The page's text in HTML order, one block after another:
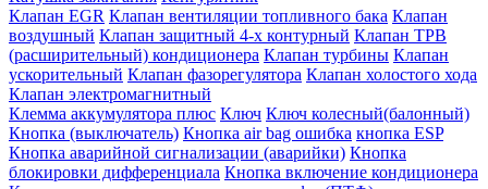
Клапан EGR Клапан вентиляции топливного бака Клапан
воздушный Клапан защитный 4-х контурный Клапан ТРВ
(расширительный) кондиционера Клапан турбины Клапан
ускорительный Клапан фазорегулятора Клапан холостого хода
Клапан электромагнитный
Клемма аккумулятора плюс Ключ Ключ колесный(балонный)
Кнопка (выключатель) Кнопка air bag ошибка кнопка ESP
Кнопка аварийной сигнализации (аварийки) Кнопка
блокировки дифференциала Кнопка включение кондиционера